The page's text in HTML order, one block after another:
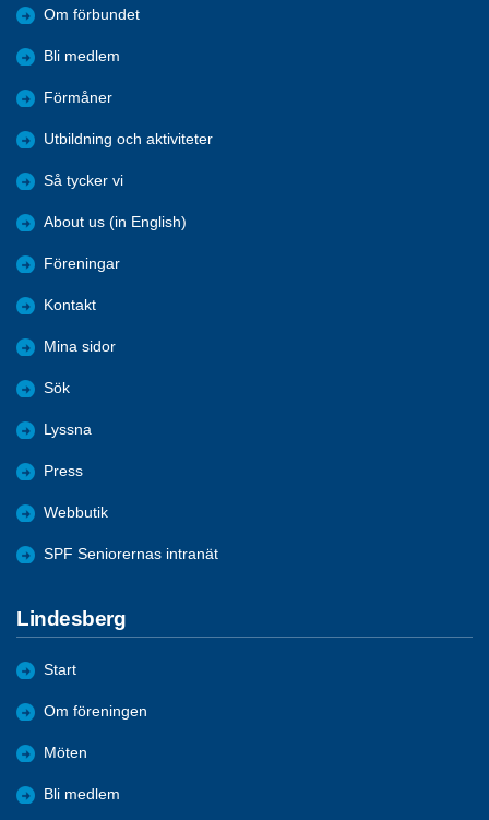
Om förbundet
Bli medlem
Förmåner
Utbildning och aktiviteter
Så tycker vi
About us (in English)
Föreningar
Kontakt
Mina sidor
Sök
Lyssna
Press
Webbutik
SPF Seniorernas intranät
Lindesberg
Start
Om föreningen
Möten
Bli medlem